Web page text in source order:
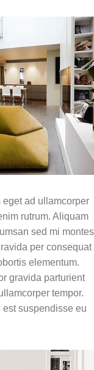
eget ad ullamcorper
rutrum. Aliquam
sed mi montes
per consequat
elementum.
gravida parturient
tempor.
suspendisse eu